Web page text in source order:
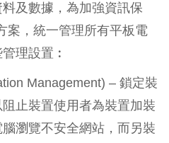
及數據，為加強資訊保
案，統一管理所有平板電
理設置︰
Management) – 鎖定裝
止裝置使用者為裝置加裝
瀏覽不安全網站，而另裝